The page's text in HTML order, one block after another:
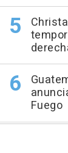
Fuego